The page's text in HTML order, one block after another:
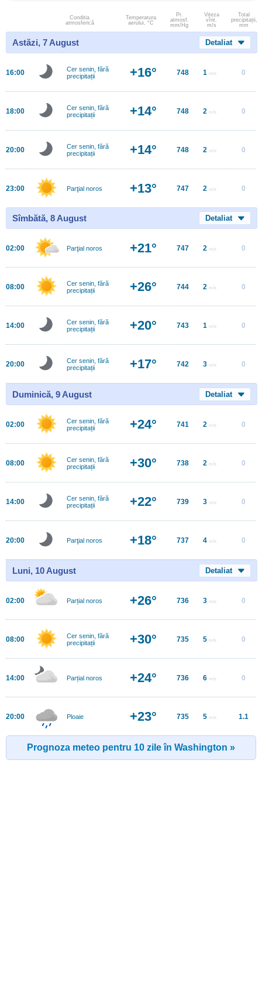
Conditia
atmosferică
Temperatura
aerului, °C
Pr.
atmosf.
mm/Hg
Viteza
vînt.
m/s
Total
precipitații,
mm
Astăzi, 7 August Detaliat
16:00
Cer senin, fără
precipitații
+16° 748 1 m/s 0
18:00
Cer senin, fără
precipitații
+14° 748 2 m/s 0
20:00
Cer senin, fără
precipitații
+14° 748 2 m/s 0
23:00 Parţial noros +13° 747 2 m/s 0
Sîmbătă, 8 August Detaliat
02:00 Parţial noros +21° 747 2 m/s 0
08:00
Cer senin, fără
precipitații
+26° 744 2 m/s 0
14:00
Cer senin, fără
precipitații
+20° 743 1 m/s 0
20:00
Cer senin, fără
precipitații
+17° 742 3 m/s 0
Duminică, 9 August Detaliat
02:00
Cer senin, fără
precipitații
+24° 741 2 m/s 0
08:00
Cer senin, fără
precipitații
+30° 738 2 m/s 0
14:00
Cer senin, fără
precipitații
+22° 739 3 m/s 0
20:00 Parţial noros +18° 737 4 m/s 0
Luni, 10 August Detaliat
02:00 Parțial noros +26° 736 3 m/s 0
08:00
Cer senin, fără
precipitații
+30° 735 5 m/s 0
14:00 Parțial noros +24° 736 6 m/s 0
20:00 Ploaie +23° 735 5 m/s 1.1
Prognoza meteo pentru 10 zile în Washington »